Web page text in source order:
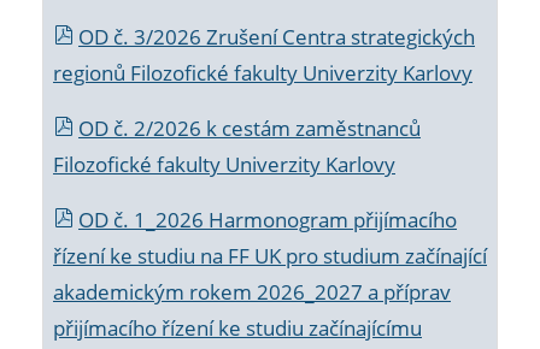
OD č. 3/2026 Zrušení Centra strategických
regionů Filozofické fakulty Univerzity Karlovy
OD č. 2/2026 k cestám zaměstnanců
Filozofické fakulty Univerzity Karlovy
OD č. 1_2026 Harmonogram přijímacího
řízení ke studiu na FF UK pro studium začínající
akademickým rokem 2026_2027 a příprav
přijímacího řízení ke studiu začínajícímu